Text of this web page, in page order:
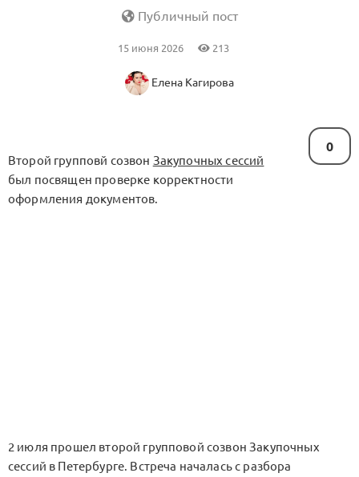
Публичный пост
15 июня 2026 213
Елена Кагирова
0
Второй групповй созвон Закупочных сессий
был посвящен проверке корректности
оформления документов.
2 июля прошел второй групповой созвон Закупочных
сессий в Петербурге. Встреча началась с разбора